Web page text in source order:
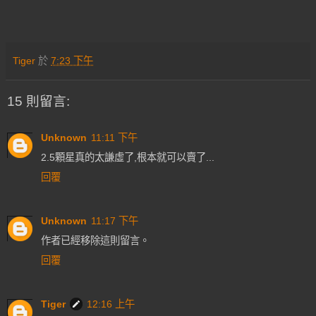
Tiger 於 7:23 下午
15 則留言:
Unknown 11:11 下午
2.5顆星真的太謙虛了,根本就可以賣了...
回覆
Unknown 11:17 下午
作者已經移除這則留言。
回覆
Tiger
12:16 上午